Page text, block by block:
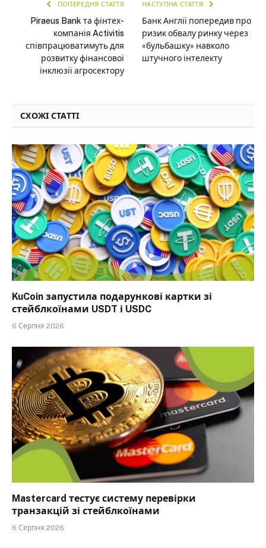
ПОПЕРЕДНЯ СТАТТЯ
Piraeus Bank та фінтех-
компанія Activitis
співпрацюватимуть для
розвитку фінансової
інклюзії агросектору
НАСТУПНА СТАТТЯ
Банк Англії попередив про
ризик обвалу ринку через
«бульбашку» навколо
штучного інтелекту
СХОЖІ СТАТТІ
KuCoin запустила подарункові картки зі
стейблкоїнами USDT і USDC
6 Серпня 2026
Mastercard тестує систему перевірки
транзакцій зі стейблкоїнами
6 Серпня 2026